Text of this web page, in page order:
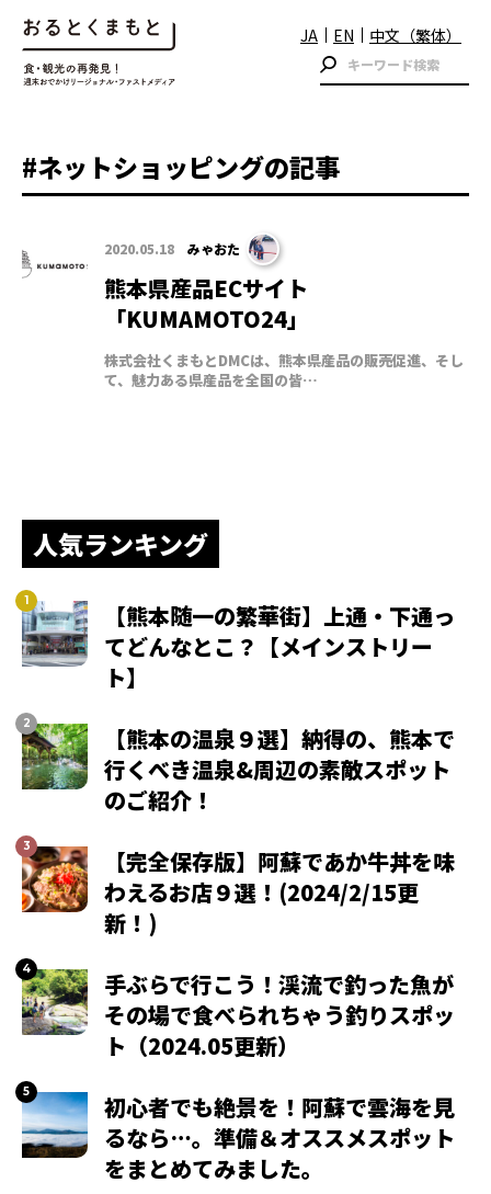
JA EN 中文（繁体）
#ネットショッピングの記事
2020.05.18 みゃおた
熊本県産品ECサイト
「KUMAMOTO24」
株式会社くまもとDMCは、熊本県産品の販売促進、そし
て、魅力ある県産品を全国の皆…
人気ランキング
【熊本随一の繁華街】上通・下通っ
てどんなとこ？【メインストリー
ト】
【熊本の温泉９選】納得の、熊本で
行くべき温泉&周辺の素敵スポット
のご紹介！
【完全保存版】阿蘇であか牛丼を味
わえるお店９選！(2024/2/15更
新！)
手ぶらで行こう！渓流で釣った魚が
その場で食べられちゃう釣りスポッ
ト（2024.05更新）
初心者でも絶景を！阿蘇で雲海を見
るなら…。準備＆オススメスポット
をまとめてみました。